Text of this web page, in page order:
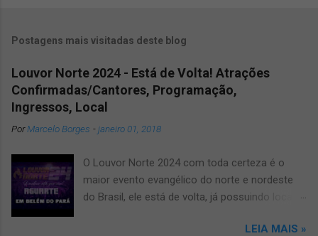
Postagens mais visitadas deste blog
Louvor Norte 2024 - Está de Volta! Atrações
Confirmadas/Cantores, Programação,
Ingressos, Local
PorMarcelo Borges -janeiro 01, 2018
O Louvor Norte 2024 com toda certeza é o
maior evento evangélico do norte e nordeste
do Brasil, ele está de volta, já possuindo local
novíssimo estádio Mangueirão. Informamos
LEIA MAIS »